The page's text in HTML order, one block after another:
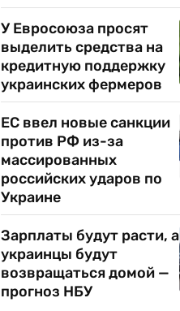
У Евросоюза просят
выделить средства на
кредитную поддержку
украинских фермеров
ЕС ввел новые санкции
против РФ из-за
массированных
российских ударов по
Украине
Зарплаты будут расти, а
украинцы будут
возвращаться домой —
прогноз НБУ